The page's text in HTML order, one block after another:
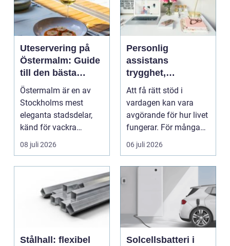
Uteservering på
Östermalm: Guide
till den bästa
restaurangen på
Östermalm
Östermalm är en av
Stockholms mest
eleganta stadsdelar,
känd för vackra
kvarter,...
08 juli 2026
Personlig
assistans
trygghet,
självbestämmande
och vardag på
egna villkor
Att få rätt stöd i
vardagen kan vara
avgörande för hur livet
fungerar. För många
människor med funkt...
06 juli 2026
Stålhall: flexibel
Solcellsbatteri i